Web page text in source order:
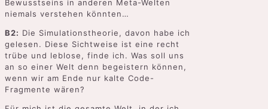
Bewusstseins in anderen Meta-Welten
niemals verstehen könnten…
B2: Die Simulationstheorie, davon habe ich
gelesen. Diese Sichtweise ist eine recht
trübe und leblose, finde ich. Was soll uns
an so einer Welt denn begeistern können,
wenn wir am Ende nur kalte Code-
Fragmente wären?